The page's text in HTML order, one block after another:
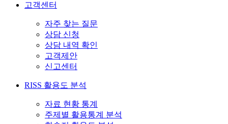
고객센터
자주 찾는 질문
상담 신청
상담 내역 확인
고객제안
신고센터
RISS 활용도 분석
자료 현황 통계
주제별 활용통계 분석